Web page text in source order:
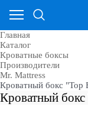
Главная
Каталог
Кроватные боксы
Производители
Mr. Mattress
Кроватный бокс "Top
Кроватный